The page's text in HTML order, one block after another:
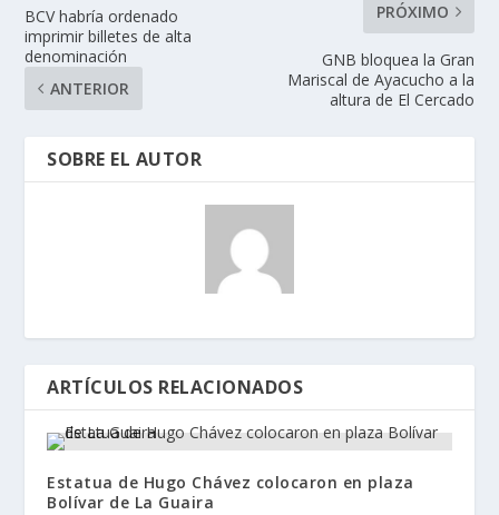
BCV habría ordenado
imprimir billetes de alta
denominación
ANTERIOR
PRÓXIMO
GNB bloquea la Gran
Mariscal de Ayacucho a la
altura de El Cercado
SOBRE EL AUTOR
ARTÍCULOS RELACIONADOS
Estatua de Hugo Chávez colocaron en plaza
Bolívar de La Guaira